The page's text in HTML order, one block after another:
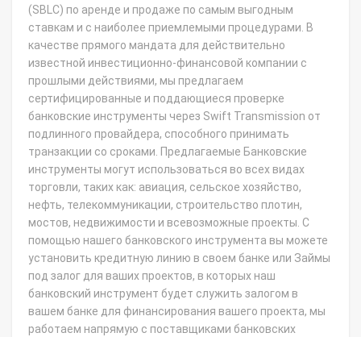
(SBLC) по аренде и продаже по самым выгодным
ставкам и с наиболее приемлемыми процедурами. В
качестве прямого мандата для действительно
известной инвестиционно-финансовой компании с
прошлыми действиями, мы предлагаем
сертифицированные и поддающиеся проверке
банковские инструменты через Swift Transmission от
подлинного провайдера, способного принимать
транзакции со сроками. Предлагаемые Банковские
инструменты могут использоваться во всех видах
торговли, таких как: авиация, сельское хозяйство,
нефть, телекоммуникации, строительство плотин,
мостов, недвижимости и всевозможные проекты. С
помощью нашего банковского инструмента вы можете
установить кредитную линию в своем банке или Займы
под залог для ваших проектов, в которых наш
банковский инструмент будет служить залогом в
вашем банке для финансирования вашего проекта, мы
работаем напрямую с поставщиками банковских